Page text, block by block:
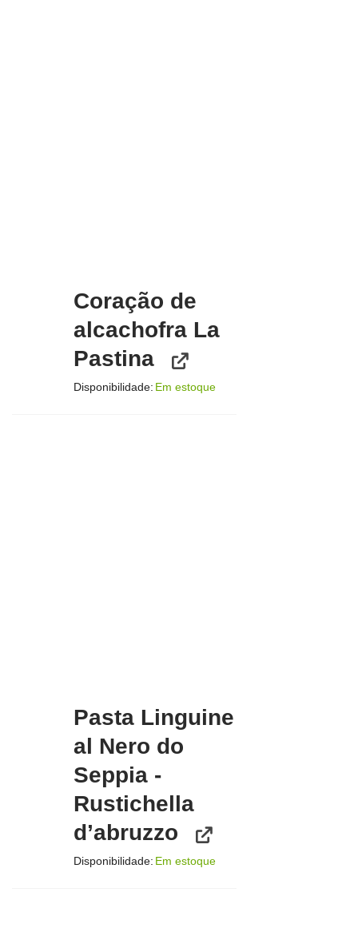
Coração de
alcachofra La
Pastina
Disponibilidade: Em estoque
Pasta Linguine
al Nero do
Seppia -
Rustichella
d’abruzzo
Disponibilidade: Em estoque